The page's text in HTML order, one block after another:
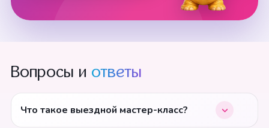
Вопросы и ответы
Что такое выездной мастер-класс?